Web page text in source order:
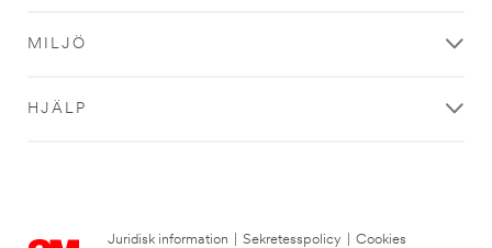
MILJÖ
HJÄLP
Juridisk information Sekretesspolicy
Cookies